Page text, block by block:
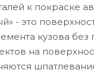
к покраске
- это
кузова без
на